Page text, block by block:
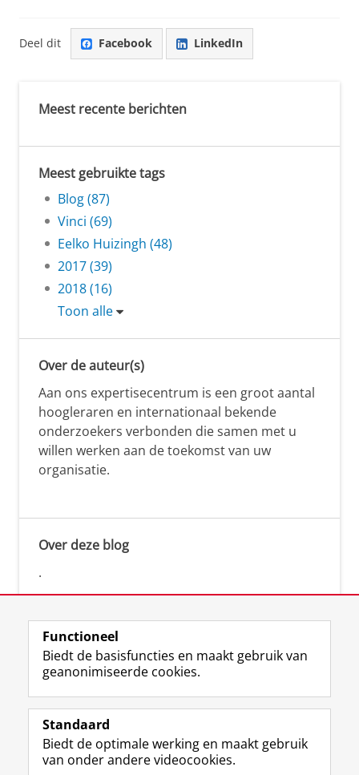
Deel dit Facebook LinkedIn
Meest recente berichten
Meest gebruikte tags
Blog (87)
Vinci (69)
Eelko Huizingh (48)
2017 (39)
2018 (16)
Toon alle
Over de auteur(s)
Aan ons expertisecentrum is een groot aantal
hoogleraren en internationaal bekende
onderzoekers verbonden die samen met u
willen werken aan de toekomst van uw
organisatie.
Over deze blog
.
Volg de RUG
F
a
e
b
L
i
k
e
R
S
-
f
I
n
t
Y
o
T
Studiekiezers
Functioneel
Biedt de basisfuncties en maakt gebruik van
geanonimiseerde cookies.
Standaard
Biedt de optimale werking en maakt gebruik
van onder andere videocookies.